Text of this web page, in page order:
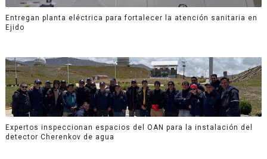
Entregan planta eléctrica para fortalecer la atención sanitaria en
Ejido
Expertos inspeccionan espacios del OAN para la instalación del
detector Cherenkov de agua